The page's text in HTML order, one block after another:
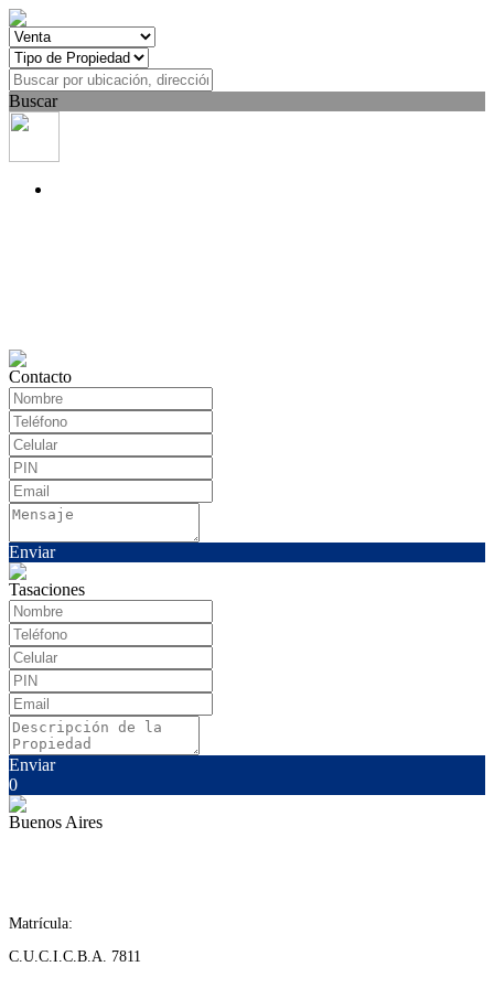
Buscar
Contacto
Enviar
Tasaciones
Enviar
0
Buenos Aires
Matrícula:
C.U.C.I.C.B.A. 7811